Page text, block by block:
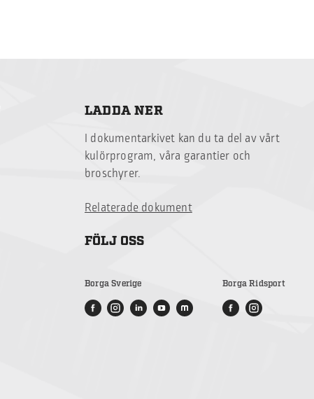
LADDA NER
I dokumentarkivet kan du ta del av vårt
kulörprogram, våra garantier och
broschyrer.
Relaterade dokument
FÖLJ OSS
Borga Sverige Borga Ridsport